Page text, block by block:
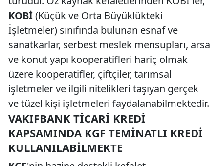
KOBİ(Küçük ve Orta Büyüklükteki
İşletmeler) sınıfında bulunan esnaf ve
sanatkarlar, serbest meslek mensupları, arsa
ve konut yapı kooperatifleri hariç olmak
üzere kooperatifler, çiftçiler, tarımsal
işletmeler ve ilgili nitelikleri taşıyan gerçek
ve tüzel kişi işletmeleri faydalanabilmektedir.
VAKIFBANK TICARI KREDI
KAPSAMINDA KGF TEMINATLI KREDI
KULLANILABILMEKTE